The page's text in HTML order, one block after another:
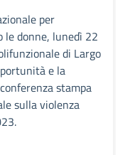
per
le donne, lunedì 22
di Largo
e la
stampa
sulla violenza